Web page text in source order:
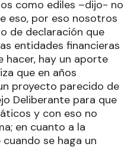
como ediles –dijo- no
eso, por eso nosotros
de declaración que
entidades financieras
hacer, hay un aporte
que en años
proyecto parecido de
Deliberante para que
y con eso no
en cuanto a la
se haga un